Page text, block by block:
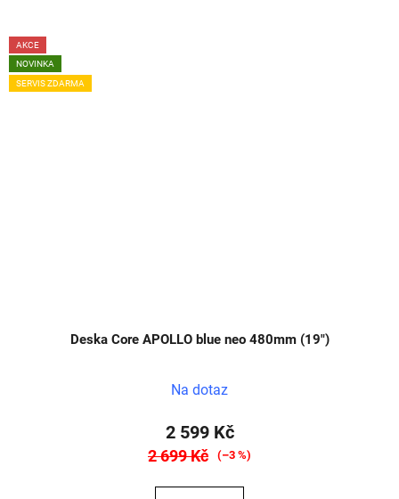
AKCE
NOVINKA
SERVIS ZDARMA
Deska Core APOLLO blue neo 480mm (19")
Na dotaz
2 599 Kč
2 699 Kč (–3 %)